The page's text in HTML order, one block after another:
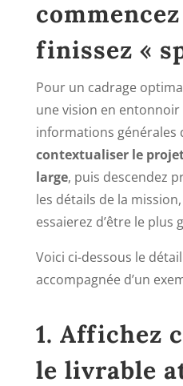
finissez «
Pour un cadrage
une vision en entonnoir
informations générales
contextualiser le
large, puis descendez
les détails de la
essaierez d’être le plus
Voici ci-dessous le
accompagnée d’un
1. Affichez
le livrable